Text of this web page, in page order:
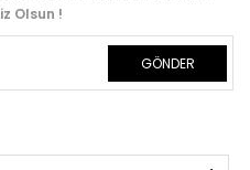
Olsun !
GÖNDER